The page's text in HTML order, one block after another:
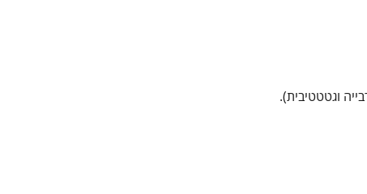
וגטטטיבית).